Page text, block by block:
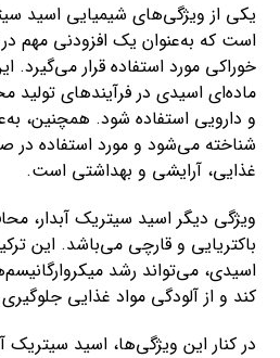
یکی از ویژگی‌های شیمیایی اسید
خوراکی مورد استفاده قرار می‌گیرد.
ماده‌ای اسیدی در فرآیندهای تولید
و دارویی استفاده شود. همچنین،
شناخته می‌شود و مورد استفاده در
غذایی، آرایشی و بهداشتی است.
ویژگی دیگر اسید سیتریک آبدار،
باکتریایی و قارچی می‌باشد. این
اسیدی، می‌تواند رشد
کند و از آلودگی مواد غذایی
در کنار این ویژگی‌ها، اسید سیتریک